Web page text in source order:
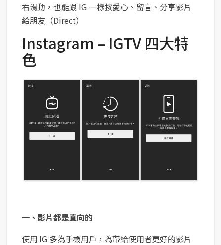
右滑動，也能跟 IG 一樣按愛心、留言、分享影片
給朋友（Direct）
Instagram – IGTV 四大特
色
一、影片都是直向的
使用 IG 多為手機用戶，為帶給使用者更好的影片